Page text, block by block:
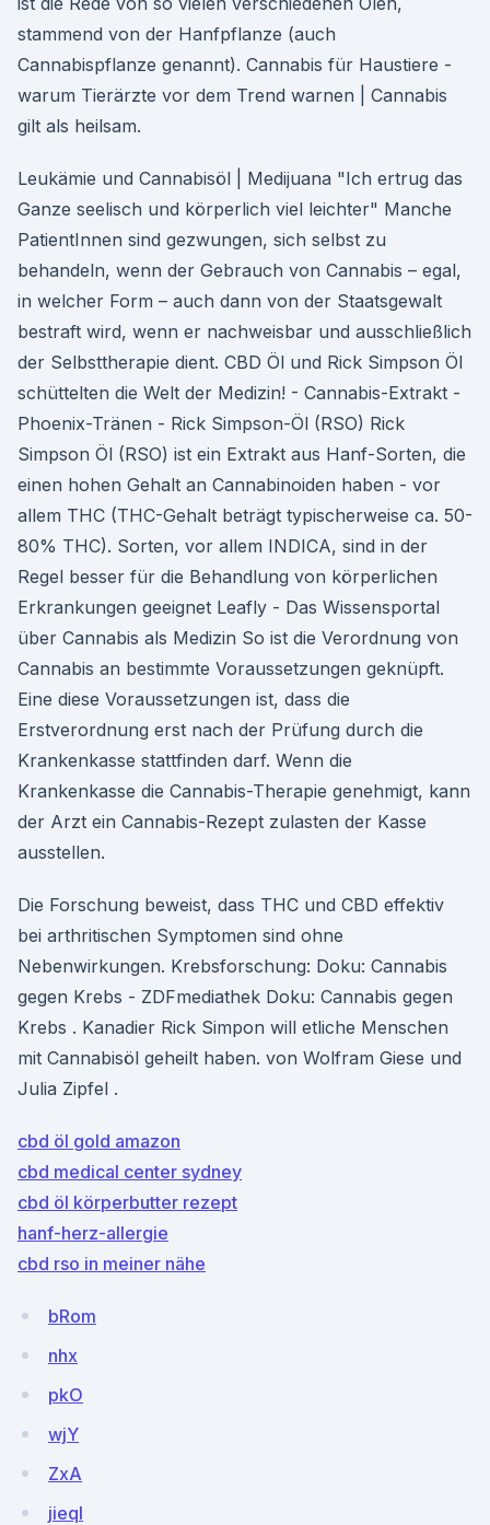
stammend von der Hanfpflanze (auch
Cannabispflanze genannt). Cannabis für Haustiere -
warum Tierärzte vor dem Trend warnen | Cannabis
gilt als heilsam.
Leukämie und Cannabisöl | Medijuana "Ich ertrug das
Ganze seelisch und körperlich viel leichter" Manche
PatientInnen sind gezwungen, sich selbst zu
behandeln, wenn der Gebrauch von Cannabis – egal,
in welcher Form – auch dann von der Staatsgewalt
bestraft wird, wenn er nachweisbar und ausschließlich
der Selbsttherapie dient. CBD Öl und Rick Simpson Öl
schüttelten die Welt der Medizin! - Cannabis-Extrakt -
Phoenix-Tränen - Rick Simpson-Öl (RSO) Rick
Simpson Öl (RSO) ist ein Extrakt aus Hanf-Sorten, die
einen hohen Gehalt an Cannabinoiden haben - vor
allem THC (THC-Gehalt beträgt typischerweise ca. 50-
80% THC). Sorten, vor allem INDICA, sind in der
Regel besser für die Behandlung von körperlichen
Erkrankungen geeignet Leafly - Das Wissensportal
über Cannabis als Medizin So ist die Verordnung von
Cannabis an bestimmte Voraussetzungen geknüpft.
Eine diese Voraussetzungen ist, dass die
Erstverordnung erst nach der Prüfung durch die
Krankenkasse stattfinden darf. Wenn die
Krankenkasse die Cannabis-Therapie genehmigt, kann
der Arzt ein Cannabis-Rezept zulasten der Kasse
ausstellen.
Die Forschung beweist, dass THC und CBD effektiv
bei arthritischen Symptomen sind ohne
Nebenwirkungen. Krebsforschung: Doku: Cannabis
gegen Krebs - ZDFmediathek Doku: Cannabis gegen
Krebs . Kanadier Rick Simpon will etliche Menschen
mit Cannabisöl geheilt haben. von Wolfram Giese und
Julia Zipfel .
cbd öl gold amazon
cbd medical center sydney
cbd öl körperbutter rezept
hanf-herz-allergie
cbd rso in meiner nähe
bRom
nhx
pkO
wjY
ZxA
jieqI